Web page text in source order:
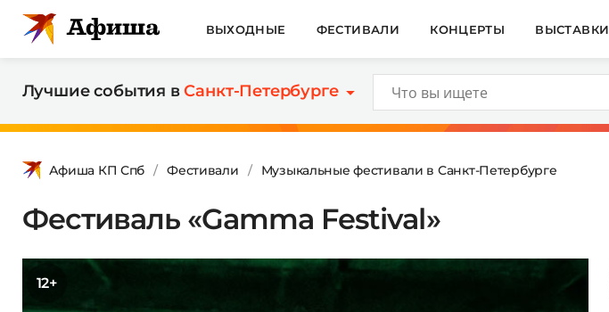
ВЫХОДНЫЕ ФЕСТИВАЛИ КОНЦЕРТЫ ВЫСТАВКИ
Лучшие события вСанкт-Петербурге
Афиша КП Спб Фестивали Музыкальные фестивали в Санкт-Петербурге
Фестиваль «Gamma Festival»
12+